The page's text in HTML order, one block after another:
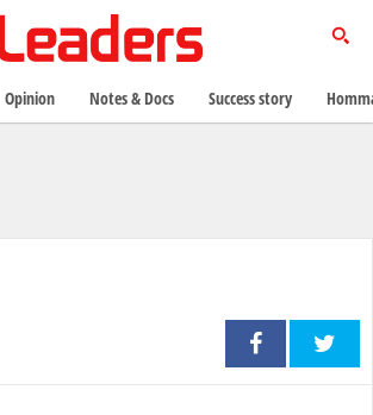
Opinion Notes & Docs Success story